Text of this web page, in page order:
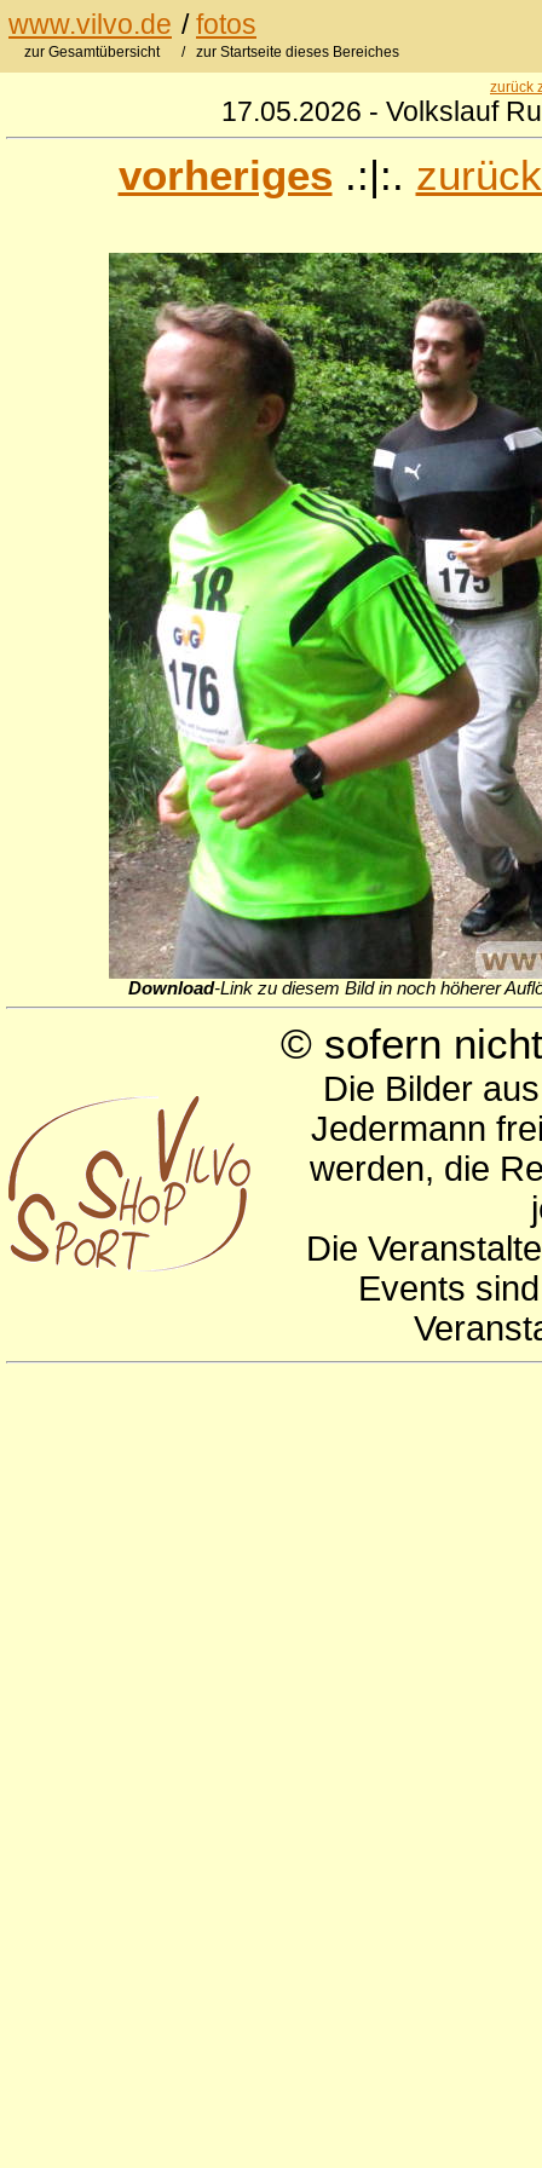
www.vilvo.de /fotos
zur Gesamtübersicht / zur Startseite dieses Bereiches
zurück
17.05.2026 - Volkslauf
vorheriges .:|:.
Download-Link zu diesem Bild in noch höherer
© sofern
Die Bilder
Jedermann
werden, die
Die
Events